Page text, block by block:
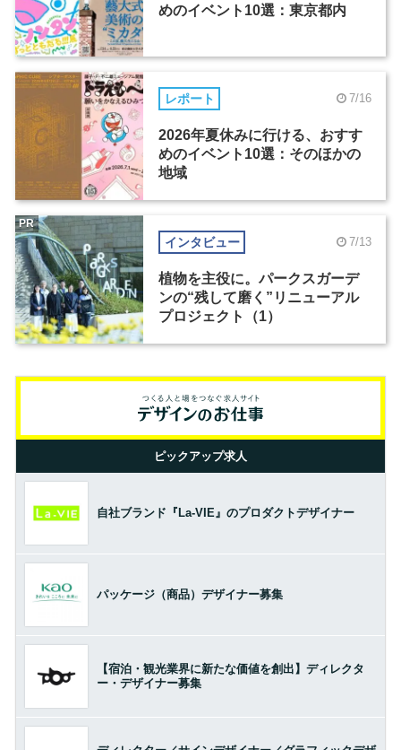
めのイベント10選：東京都内
レポート 7/16
2026年夏休みに行ける、おすす
めのイベント10選：そのほかの
地域
インタビュー 7/13
植物を主役に。パークスガーデ
ンの“残して磨く”リニューアル
プロジェクト（1）
PR
ピックアップ求人
自社ブランド『La-VIE』のプロダクトデザイナー
パッケージ（商品）デザイナー募集
【宿泊・観光業界に新たな価値を創出】ディレクタ
ー・デザイナー募集